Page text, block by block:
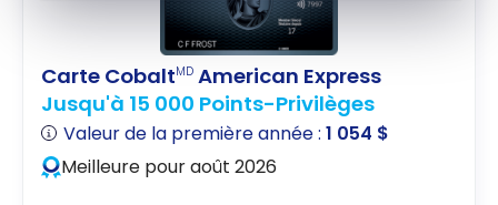
Carte CobaltMD American Express
Jusqu'à 15 000 Points-Privilèges
Valeur de la première année :1 054 $
Meilleure pour août 2026